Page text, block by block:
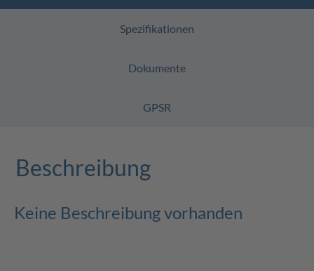
Spezifikationen
Dokumente
GPSR
Beschreibung
Keine Beschreibung vorhanden